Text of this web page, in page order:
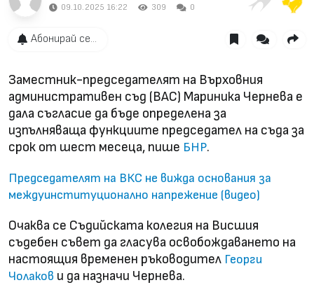
09.10.2025 16:22 309 0
Абонирай се...
Заместник-председателят на Върховния
административен съд (ВАС) Мариника Чернева е
дала съгласие да бъде определена за
изпълняваща функциите председател на съда за
срок от шест месеца, пише БНР.
Председателят на ВКС не вижда основания за
междуинституционално напрежение (видео)
Очаква се Съдийската колегия на Висшия
съдебен съвет да гласува освобождаването на
настоящия временен ръководител Георги
Чолаков и да назначи Чернева.